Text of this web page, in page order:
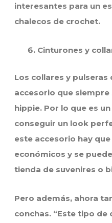
interesantes para un
chalecos de crochet.
Cinturones y
Los collares y
accesorio que
hippie. Por lo que es
conseguir un look
este accesorio hay
económicos y se
tienda de suvenires o
Pero además, ahora
conchas. “Este tipo